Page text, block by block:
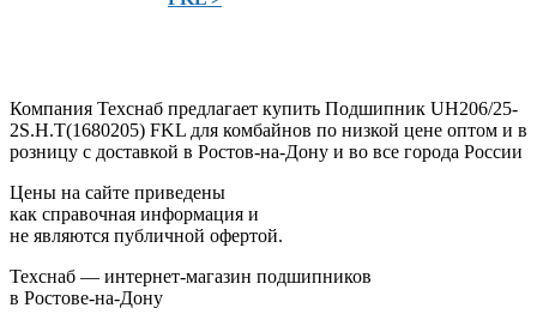
Компания Техснаб предлагает купить Подшипник UH206/25-
2S.H.T(1680205) FKL для комбайнов по низкой цене оптом и в
розницу с доставкой в Ростов-на-Дону и во все города России
Цены на сайте приведены
как справочная информация и
не являются публичной офертой.
Техснаб — интернет-магазин подшипников
в Ростове-на-Дону